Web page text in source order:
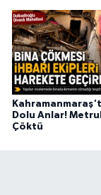
Dolu Anlar!
Çöktü